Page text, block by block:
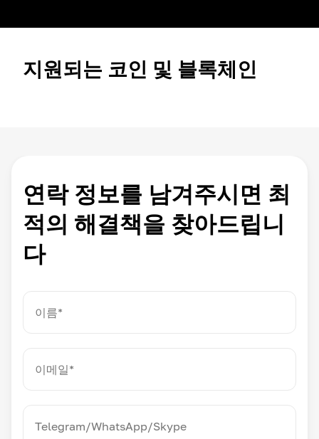
지원되는 코인 및 블록체인
연락 정보를 남겨주시면 최
적의 해결책을 찾아드립니
다